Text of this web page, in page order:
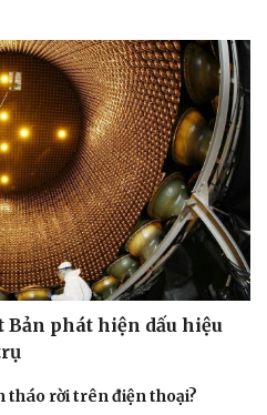
Bản phát hiện dấu hiệu
tháo rời trên điện thoại?